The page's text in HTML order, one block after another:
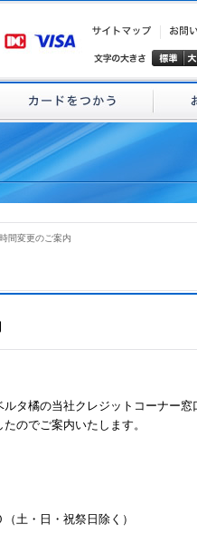
間変更のご案内
タ橘の当社クレジットコーナー
のでご案内いたします。
土・日・祝祭日除く）